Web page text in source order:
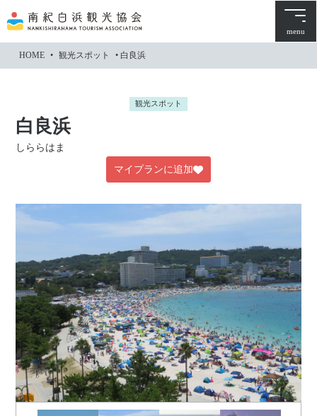
文
に
menu
HOME • 観光スポット • 白良浜
観光スポット
白良浜
しららはま
マイプランに追加